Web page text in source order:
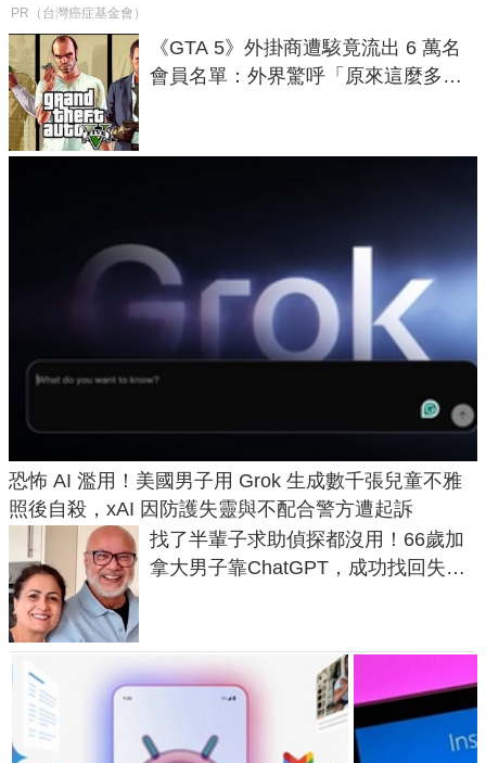
PR（台灣癌症基金會）
《GTA 5》外掛商遭駭竟流出 6 萬名
會員名單：外界驚呼「原來這麼多人
恐怖 AI 濫用！美國男子用 Grok 生成數千張兒童不雅
照後自殺，xAI 因防護失靈與不配合警方遭起訴
找了半輩子求助偵探都沒用！66歲加
拿大男子靠ChatGPT，成功找回失散